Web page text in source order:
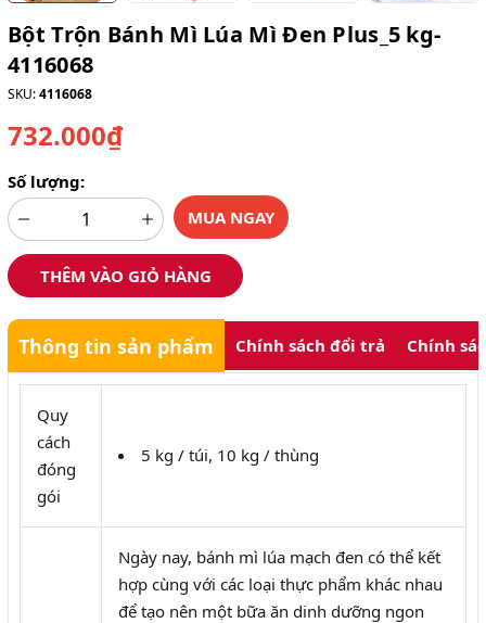
Bột Trộn Bánh Mì Lúa Mì Đen Plus_5 kg-
4116068
SKU:4116068
732.000₫
Số lượng:
MUA NGAY
THÊM VÀO GIỎ HÀNG
Thông tin sản phẩm Chính sách đổi trả Chính
Quy
cách
đóng
gói
5 kg / túi, 10 kg / thùng
Ngày nay, bánh mì lúa mạch đen có thể kết
hợp cùng với các loại thực phẩm khác nhau
để tạo nên một bữa ăn dinh dưỡng ngon